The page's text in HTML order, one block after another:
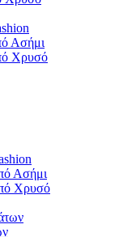
Ασήμι
Χρυσό
Ασήμι
Χρυσό